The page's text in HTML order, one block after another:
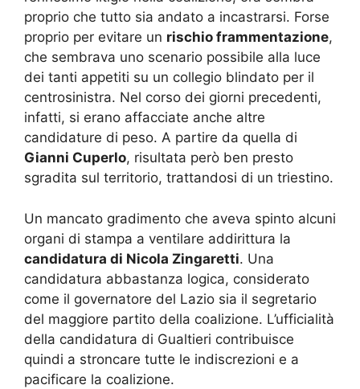
proprio che tutto sia andato a incastrarsi. Forse
proprio per evitare un rischio frammentazione,
che sembrava uno scenario possibile alla luce
dei tanti appetiti su un collegio blindato per il
centrosinistra. Nel corso dei giorni precedenti,
infatti, si erano affacciate anche altre
candidature di peso. A partire da quella di
Gianni Cuperlo, risultata però ben presto
sgradita sul territorio, trattandosi di un triestino.
Un mancato gradimento che aveva spinto alcuni
organi di stampa a ventilare addirittura la
candidatura di Nicola Zingaretti. Una
candidatura abbastanza logica, considerato
come il governatore del Lazio sia il segretario
del maggiore partito della coalizione. L’ufficialità
della candidatura di Gualtieri contribuisce
quindi a stroncare tutte le indiscrezioni e a
pacificare la coalizione.